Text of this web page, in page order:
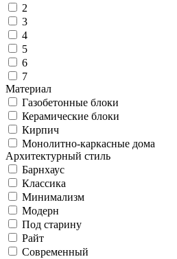
2
3
4
5
6
7
Материал
Газобетонные блоки
Керамические блоки
Кирпич
Монолитно-каркасные дома
Архитектурный стиль
Барнхаус
Классика
Минимализм
Модерн
Под старину
Райт
Современный